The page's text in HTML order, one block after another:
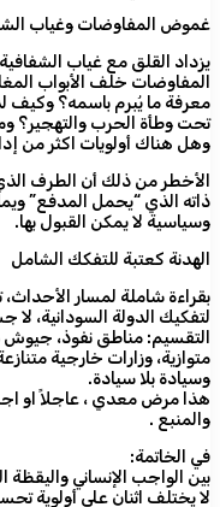
غموض المفاوضات وغياب
يزداد القلق مع غياب
المفاوضات خلف الأبواب
معرفة ما يُبرم باسمه؟ وكيف
تحت وطأة الحرب والتهجير؟
وهل هناك أولويات اكثر من
الأخطر من ذلك أن الطرف
ذاته الذي “يحمل المدفع”
وسياسية لا يمكن القبول بها.
الهدنة كعتبة للتفكك الشامل
بقراءة شاملة لمسار
لتفكيك الدولة السودانية، لا
التقسيم: مناطق نفوذ،
متوازية، وزارات خارجية
وسيادة بلا سيادة.
هذا مرض معدي ، عاجلاً او
والمنبع .
في الخاتمة:
بين الواجب الإنساني واليقظة
لا يختلف اثنان على أولوية